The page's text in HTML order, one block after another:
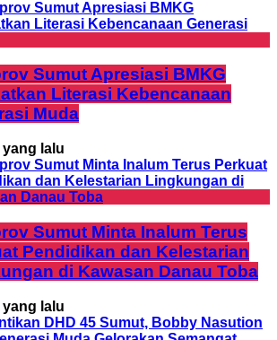
Sumut Apresiasi BMKG
Literasi Kebencanaan
Muda
lalu
Sumut Minta Inalum Terus
Pendidikan dan Kelestarian
di Kawasan Danau Toba
lalu